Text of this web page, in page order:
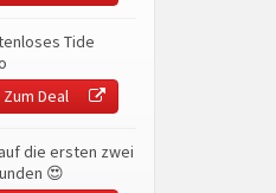
Tide
Zum Deal
die ersten zwei
😍